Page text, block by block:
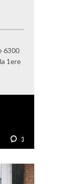
6300
1ere
3